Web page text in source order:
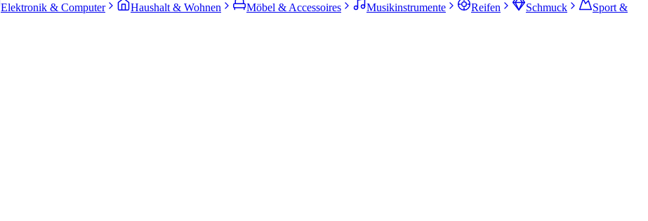
Elektronik & Computer Haushalt & Wohnen Möbel & Accessoires Musikinstrumente Reifen Schmuck
Sport &